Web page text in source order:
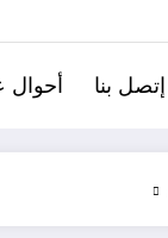
إتصل بنا أحوال